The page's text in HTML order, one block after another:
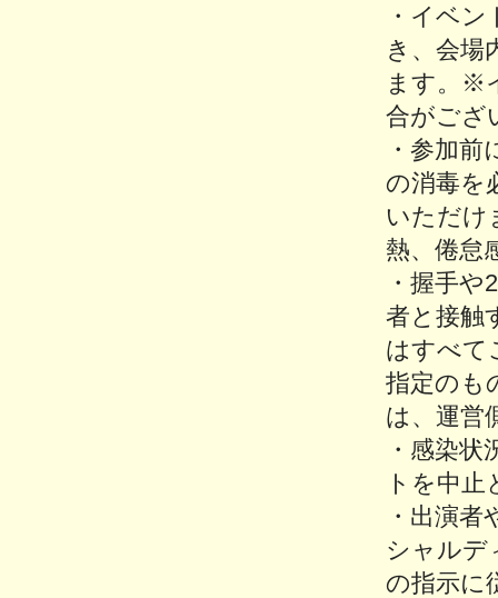
・イベ
き、会場
ます。※
合がござ
・参加
の消毒を
いただ
熱、倦怠
・握手
者と接触
はすべて
指定のも
は、運営
・感染
トを中
・出演
シャルデ
の指示に